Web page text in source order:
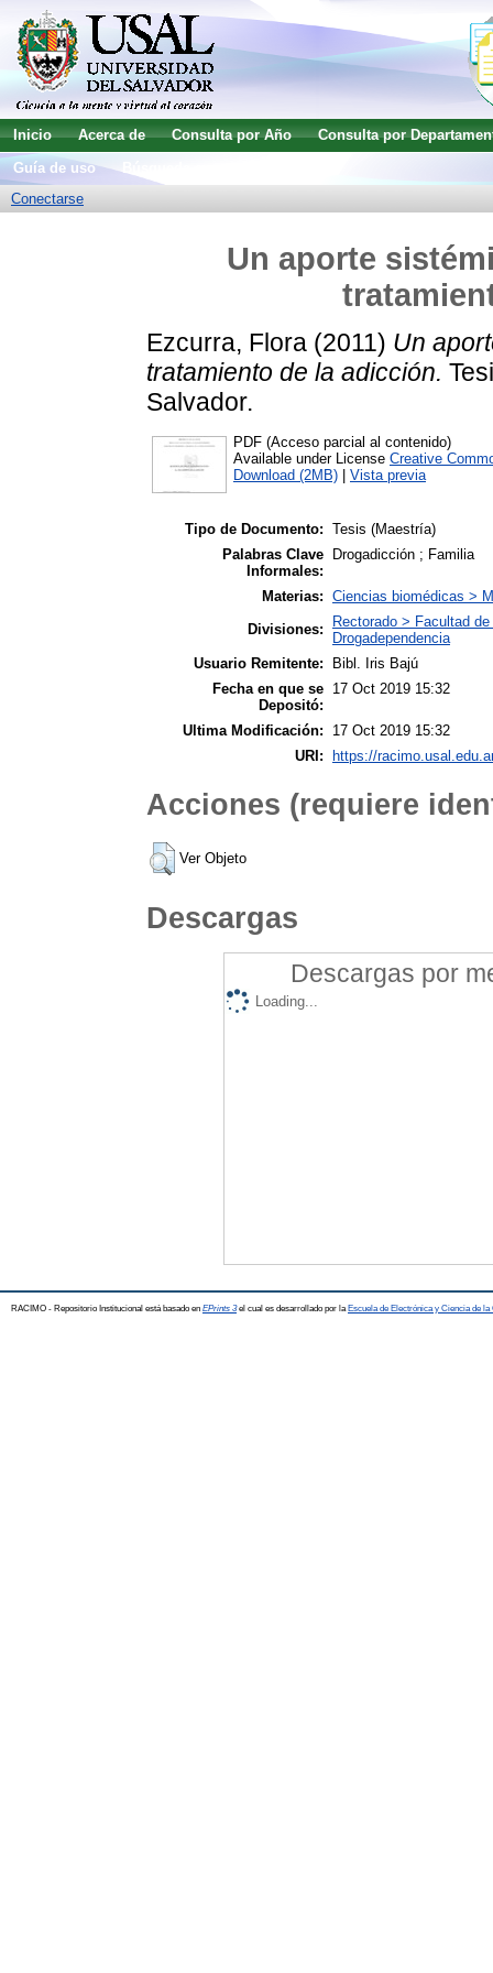
Inicio Acerca de Consulta por Año
Consulta por
Guía de uso
Conectarse
Un aporte
Ezcurra, Flora (2011) Un
tratamiento de la adicción.
Salvador.
PDF (Acceso parcial al contenido)
Available under License Creative
Download (2MB)
Vista previa
Tipo de Documento: Tesis (Maestría)
Palabras Clave
Informales:
Drogadicción ; Familia
Materias: Ciencias biomédicas >
Divisiones:
Rectorado > Facultad
Drogadependencia
Usuario Remitente:
Bibl. Iris Bajú
Fecha en que se
Depositó:
17 Oct 2019 15:32
Ultima Modificación:
17 Oct 2019 15:32
URI:
https://
Acciones (requiere
Ver Objeto
Descargas
Descargas por
Loading...
RACIMO - Repositorio Institucional está basado en EPrints 3el cual es desarrollado por la Escuela de Electrónica y Ciencia de la